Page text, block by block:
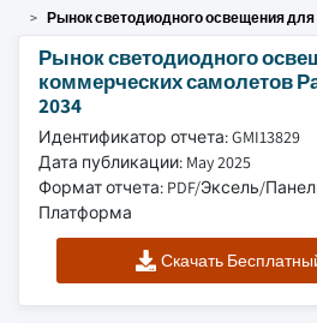
Рынок светодиодного освещения
Рынок светодиодного
коммерческих самолетов
2034
Идентификатор отчета: GMI13829
Дата публикации: May 2025
Формат отчета: PDF/Эксель/
Платформа
Скачать